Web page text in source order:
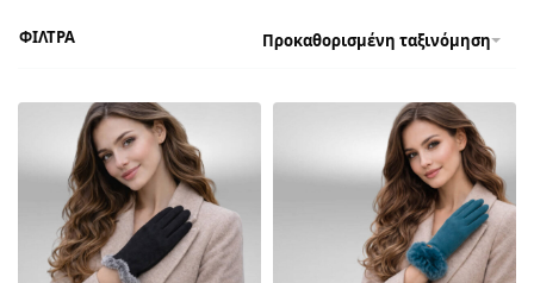
Προκαθορισμένη ταξινόμηση
ΦΙΛΤΡΑ